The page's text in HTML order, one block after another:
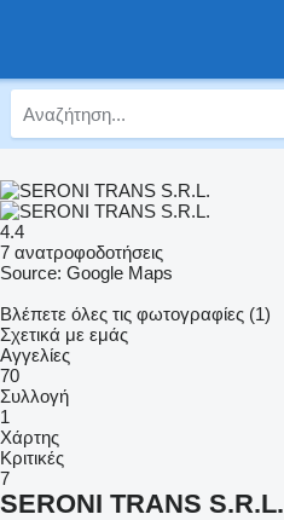
4.4
7 ανατροφοδοτήσεις
Source: Google Maps
Βλέπετε όλες τις φωτογραφίες (1)
Σχετικά με εμάς
Αγγελίες
70
Συλλογή
1
Χάρτης
Κριτικές
7
SERONI TRANS S.R.L.